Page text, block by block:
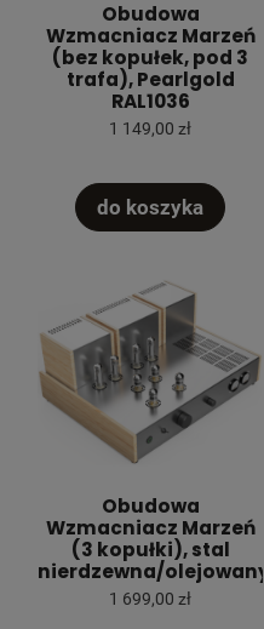
Obudowa
Wzmacniacz Marzeń
(bez kopułek, pod 3
trafa), Pearlgold
RAL1036
1 149,00 zł
do koszyka
Obudowa
Wzmacniacz Marzeń
(3 kopułki), stal
nierdzewna/olejowany
1 699,00 zł